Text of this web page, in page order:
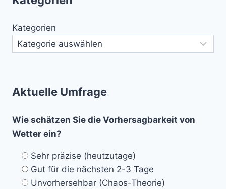
Kategorien
Aktuelle Umfrage
Wie schätzen Sie die Vorhersagbarkeit von
Wetter ein?
Sehr präzise (heutzutage)
Gut für die nächsten 2-3 Tage
Unvorhersehbar (Chaos-Theorie)